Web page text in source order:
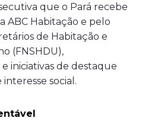
que o Pará recebe
ABC Habitação e pelo
de Habitação e
(FNSHDU),
iniciativas de destaque
social.